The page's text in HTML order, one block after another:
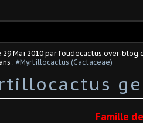
29 Mai 2010 par foudecactus.over-
: #Myrtillocactus (Cactaceae)
Famille